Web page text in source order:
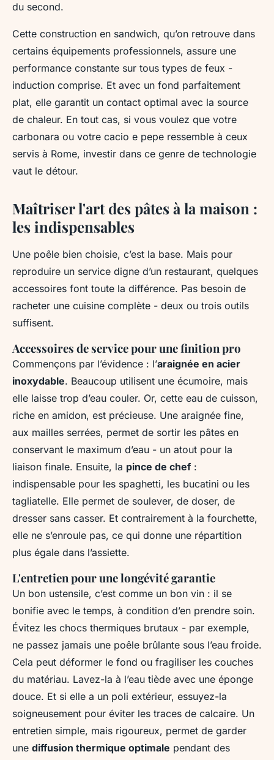
du second.
Cette construction en sandwich, qu’on retrouve dans
certains équipements professionnels, assure une
performance constante sur tous types de feux -
induction comprise. Et avec un fond parfaitement
plat, elle garantit un contact optimal avec la source
de chaleur. En tout cas, si vous voulez que votre
carbonara ou votre cacio e pepe ressemble à ceux
servis à Rome, investir dans ce genre de technologie
vaut le détour.
Maîtriser l'art des pâtes à la maison :
les indispensables
Une poêle bien choisie, c’est la base. Mais pour
reproduire un service digne d’un restaurant, quelques
accessoires font toute la différence. Pas besoin de
racheter une cuisine complète - deux ou trois outils
suffisent.
Accessoires de service pour une finition pro
Commençons par l’évidence : l’araignée en acier
inoxydable. Beaucoup utilisent une écumoire, mais
elle laisse trop d’eau couler. Or, cette eau de cuisson,
riche en amidon, est précieuse. Une araignée fine,
aux mailles serrées, permet de sortir les pâtes en
conservant le maximum d’eau - un atout pour la
liaison finale. Ensuite, la pince de chef:
indispensable pour les spaghetti, les bucatini ou les
tagliatelle. Elle permet de soulever, de doser, de
dresser sans casser. Et contrairement à la fourchette,
elle ne s’enroule pas, ce qui donne une répartition
plus égale dans l’assiette.
L'entretien pour une longévité garantie
Un bon ustensile, c’est comme un bon vin : il se
bonifie avec le temps, à condition d’en prendre soin.
Évitez les chocs thermiques brutaux - par exemple,
ne passez jamais une poêle brûlante sous l’eau froide.
Cela peut déformer le fond ou fragiliser les couches
du matériau. Lavez-la à l’eau tiède avec une éponge
douce. Et si elle a un poli extérieur, essuyez-la
soigneusement pour éviter les traces de calcaire. Un
entretien simple, mais rigoureux, permet de garder
une diffusion thermique optimale pendant des